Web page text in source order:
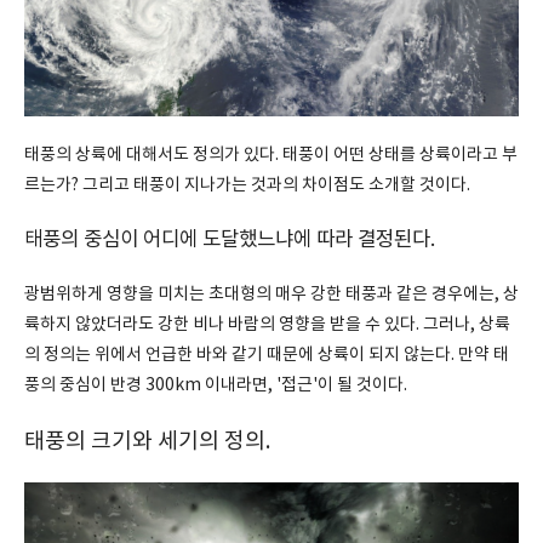
태풍의 상륙에 대해서도 정의가 있다. 태풍이 어떤 상태를 상륙이라고 부
르는가? 그리고 태풍이 지나가는 것과의 차이점도 소개할 것이다.
태풍의 중심이 어디에 도달했느냐에 따라 결정된다.
광범위하게 영향을 미치는 초대형의 매우 강한 태풍과 같은 경우에는, 상
륙하지 않았더라도 강한 비나 바람의 영향을 받을 수 있다. 그러나, 상륙
의 정의는 위에서 언급한 바와 같기 때문에 상륙이 되지 않는다. 만약 태
풍의 중심이 반경 300km 이내라면, '접근'이 될 것이다.
태풍의 크기와 세기의 정의.